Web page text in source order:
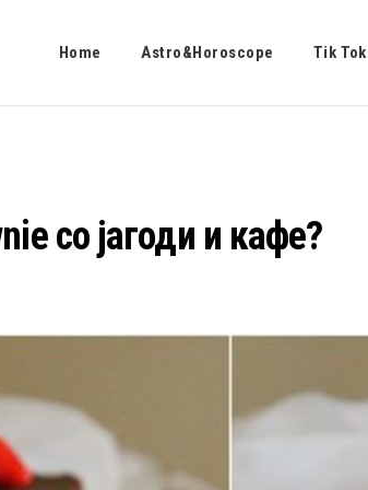
Home Astro&Horoscope Tik Tok
со јагоди и кафе?